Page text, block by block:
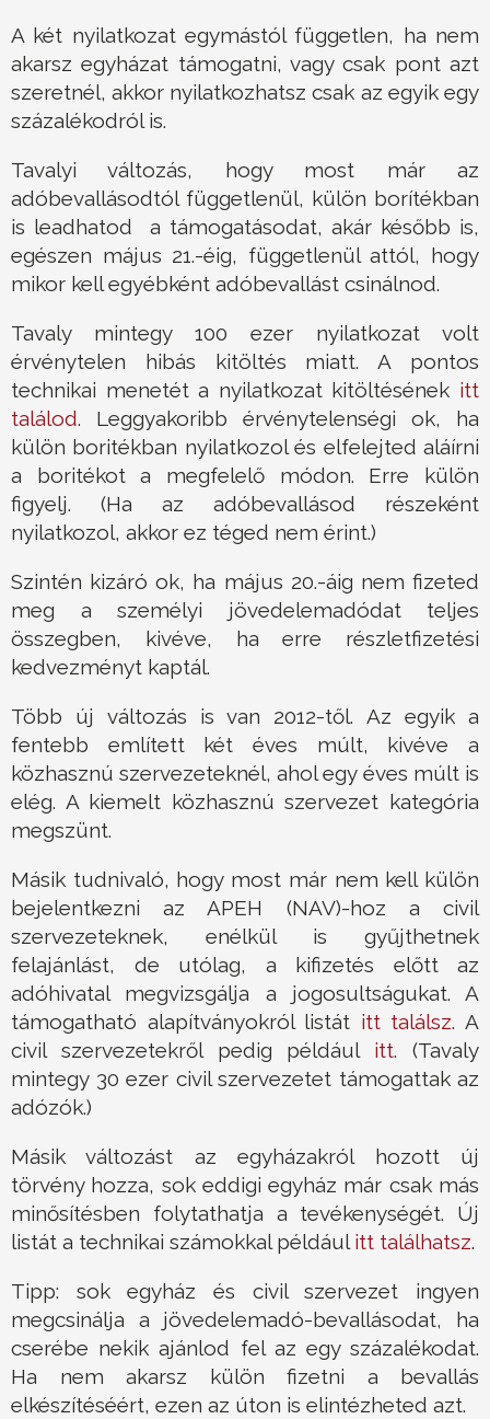
A két nyilatkozat egymástól független, ha nem
akarsz egyházat támogatni, vagy csak pont azt
szeretnél, akkor nyilatkozhatsz csak az egyik egy
százalékodról is.
Tavalyi változás, hogy most már az
adóbevallásodtól függetlenül, külön borítékban
is leadhatod a támogatásodat, akár később is,
egészen május 21.-éig, függetlenül attól, hogy
mikor kell egyébként adóbevallást csinálnod.
Tavaly mintegy 100 ezer nyilatkozat volt
érvénytelen hibás kitöltés miatt. A pontos
technikai menetét a nyilatkozat kitöltésének itt
találod. Leggyakoribb érvénytelenségi ok, ha
külön boritékban nyilatkozol és elfelejted aláírni
a boritékot a megfelelő módon. Erre külön
figyelj. (Ha az adóbevallásod részeként
nyilatkozol, akkor ez téged nem érint.)
Szintén kizáró ok, ha május 20.-áig nem fizeted
meg a személyi jövedelemadódat teljes
összegben, kivéve, ha erre részletfizetési
kedvezményt kaptál.
Több új változás is van 2012-től. Az egyik a
fentebb említett két éves múlt, kivéve a
közhasznú szervezeteknél, ahol egy éves múlt is
elég. A kiemelt közhasznú szervezet kategória
megszünt.
Másik tudnivaló, hogy most már nem kell külön
bejelentkezni az APEH (NAV)-hoz a civil
szervezeteknek, enélkül is gyűjthetnek
felajánlást, de utólag, a kifizetés előtt az
adóhivatal megvizsgálja a jogosultságukat. A
támogatható alapítványokról listát itt találsz. A
civil szervezetekről pedig például itt. (Tavaly
mintegy 30 ezer civil szervezetet támogattak az
adózók.)
Másik változást az egyházakról hozott új
törvény hozza, sok eddigi egyház már csak más
minősítésben folytathatja a tevékenységét. Új
listát a technikai számokkal például itt találhatsz.
Tipp: sok egyház és civil szervezet ingyen
megcsinálja a jövedelemadó-bevallásodat, ha
cserébe nekik ajánlod fel az egy százalékodat.
Ha nem akarsz külön fizetni a bevallás
elkészítéséért, ezen az úton is elintézheted azt.